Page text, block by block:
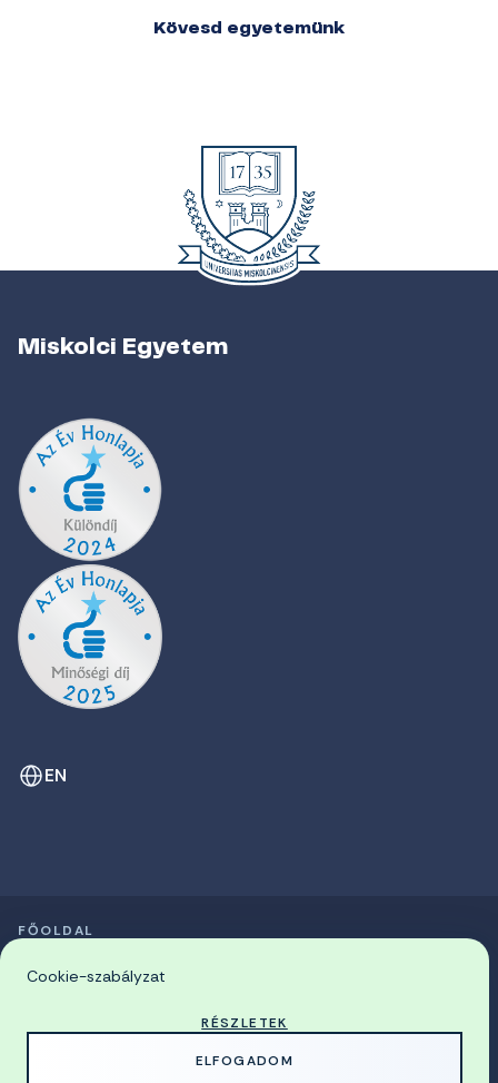
Kövesd egyetemünk
Miskolci Egyetem
EN
© 2026 Miskolci Egyetem
FŐOLDAL
Cookie-szabályzat
RÉSZLETEK
ELFOGADOM